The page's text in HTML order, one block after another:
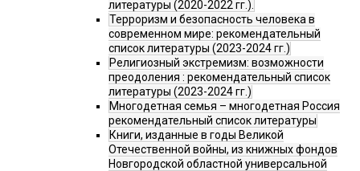
литературы (2020-2022 гг.).
Терроризм и безопасность человека в
современном мире: рекомендательный
список литературы (2023-2024 гг.)
Религиозный экстремизм: возможности
преодоления : рекомендательный список
литературы (2023-2024 гг.)
Многодетная семья – многодетная Россия
рекомендательный список литературы
Книги, изданные в годы Великой
Отечественной войны, из книжных фондов
Новгородской областной универсальной